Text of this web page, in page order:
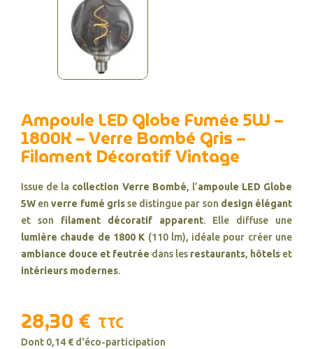
Ampoule LED Globe Fumée 5W –
1800K – Verre Bombé Gris –
Filament Décoratif Vintage
Issue de la collection Verre Bombé, l’ampoule LED Globe
5W enverre fumé grisse distingue par son design élégant
et son filament décoratif apparent. Elle diffuse une
lumière chaude de 1800 K (110 lm), idéale pour créer une
ambiance douce et feutrée dans les restaurants, hôtels et
intérieurs modernes.
28,30 € TTC
Dont 0,14 € d'éco-participation